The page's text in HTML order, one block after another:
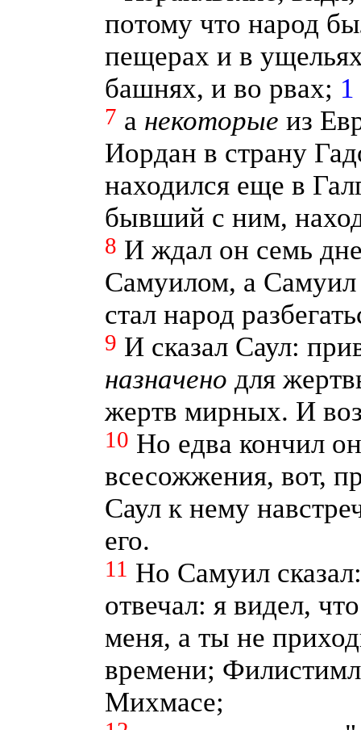
потому что народ
пещерах и в
башнях, и во рвах;
7 а некоторые из
Иордан в страну
находился еще в
бывший с ним,
8 И ждал он семь
Самуилом, а Самуил
стал народ
9 И сказал Саул:
назначено для
жертв мирных. И
10 Но едва кончил
всесожжения, вот,
Саул к нему
его.
11 Но Самуил
отвечал: я видел,
меня, а ты не
времени;
Михмасе;